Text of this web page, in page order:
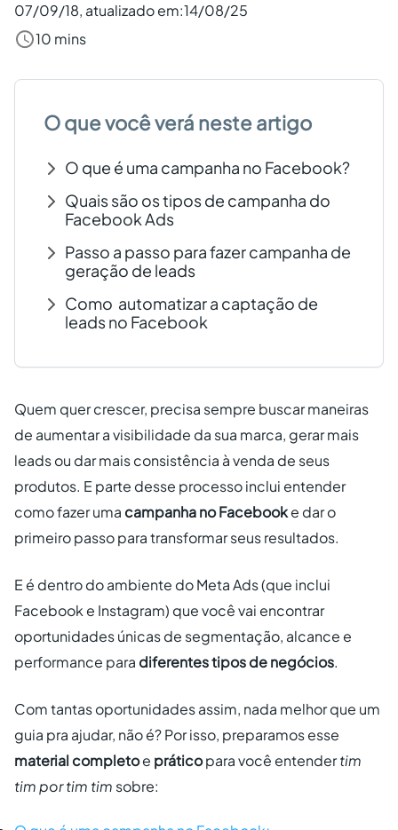
07/09/18, atualizado em:14/08/25
10 mins
O que você verá neste artigo
O que é uma campanha no Facebook?
Quais são os tipos de campanha do
Facebook Ads
Passo a passo para fazer campanha de
geração de leads
Como automatizar a captação de
leads no Facebook
Quem quer crescer, precisa sempre buscar maneiras
de aumentar a visibilidade da sua marca, gerar mais
leads ou dar mais consistência à venda de seus
produtos. E parte desse processo inclui entender
como fazer uma campanha no Facebooke dar o
primeiro passo para transformar seus resultados.
E é dentro do ambiente do Meta Ads (que inclui
Facebook e Instagram) que você vai encontrar
oportunidades únicas de segmentação, alcance e
performance para diferentes tipos de negócios.
Com tantas oportunidades assim, nada melhor que um
guia pra ajudar, não é? Por isso, preparamos esse
material completoe práticopara você entendertim
tim por tim tim sobre: